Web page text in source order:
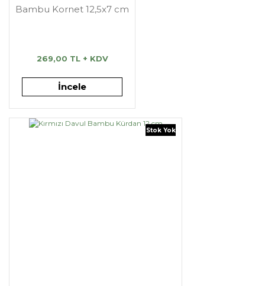
Bambu Kornet 12,5x7 cm
269,00 TL + KDV
İncele
Stok Yok